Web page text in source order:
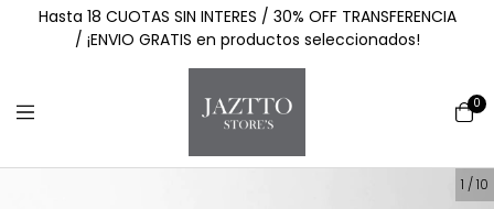
Hasta 18 CUOTAS SIN INTERES / 30% OFF TRANSFERENCIA
/ ¡ENVIO GRATIS en productos seleccionados!
0
1 /10